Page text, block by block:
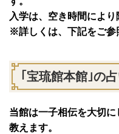
入学は、空き時間により
※詳しくは、下記をご参
｢宝琉館本館｣の
当館は一子相伝を大切
教えます。